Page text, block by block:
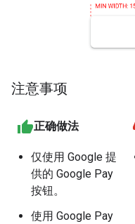
注意事项
正确做法
仅使用 Google 提
供的 Google Pay
按钮。
使用 Google Pay